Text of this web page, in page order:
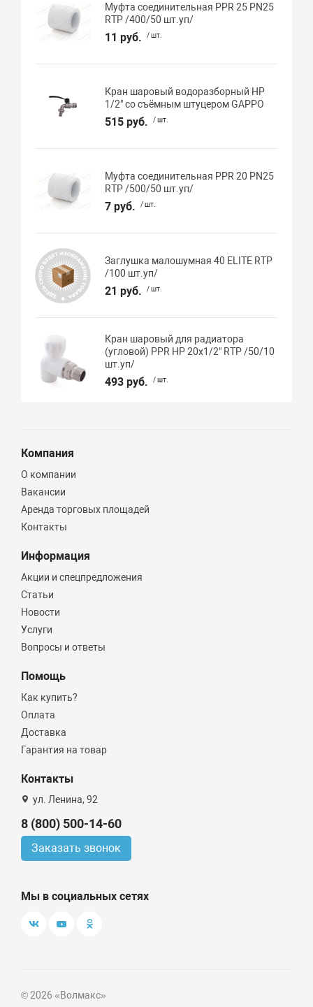
Муфта соединительная PPR 25 PN25
RTP /400/50 шт.уп/
11 руб. / шт.
Кран шаровый водоразборный НР
1/2" со съёмным штуцером GAPPO
515 руб. / шт.
Муфта соединительная PPR 20 PN25
RTP /500/50 шт.уп/
7 руб. / шт.
Заглушка малошумная 40 ELITE RTP
/100 шт.уп/
21 руб. / шт.
Кран шаровый для радиатора
(угловой) PPR НР 20х1/2" RTP /50/10
шт.уп/
493 руб. / шт.
Компания
О компании
Вакансии
Аренда торговых площадей
Контакты
Информация
Акции и спецпредложения
Статьи
Новости
Услуги
Вопросы и ответы
Помощь
Как купить?
Оплата
Доставка
Гарантия на товар
Контакты
ул. Ленина, 92
8 (800) 500-14-60
Заказать звонок
Мы в социальных сетях
© 2026 «Волмакс»